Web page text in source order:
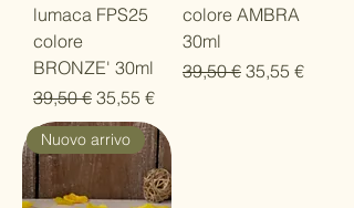
lumaca FPS25
colore
BRONZE' 30ml
Prezzo regolare
39,50 € Prezzo scontato
35,55 €
colore AMBRA
30ml
Prezzo regolare
39,50 € Prezzo
35,55 €
Nuovo arrivo